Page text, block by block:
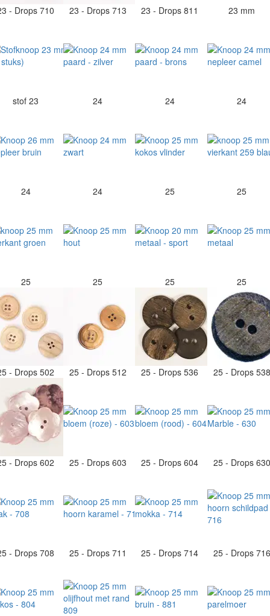
- Drops 710 23 - Drops 713 23 - Drops 811 23 mm
stof 23 24 24 24
24 24 25 25
25 25 25 25
- Drops 502 25 - Drops 512 25 - Drops 536 25 - Drops
- Drops 602 25 - Drops 603 25 - Drops 604 25 - Drops
- Drops 708 25 - Drops 711 25 - Drops 714 25 - Drops